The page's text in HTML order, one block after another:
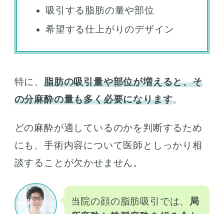
吸引する脂肪の量や部位
希望する仕上がりのデザイン
特に、脂肪の吸引量や部位が増えると、そ
の分麻酔の量も多く必要になります。
どの麻酔が適しているのかを判断するため
にも、手術内容について医師としっかり相
談することが欠かせません。
当院の顔の脂肪吸引では、 局